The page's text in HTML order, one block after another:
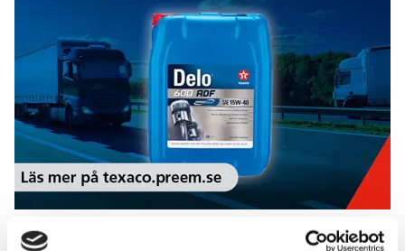
Add Secure